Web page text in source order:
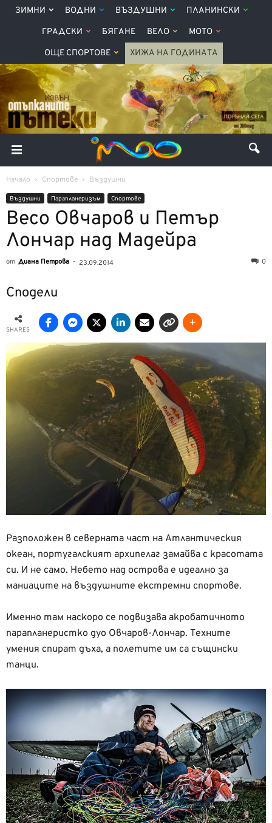
ЗИМНИ ВОДНИ ВЪЗДУШНИ ПЛАНИНСКИ
ГРАДСКИ БЯГАНЕ ВЕЛО МОТО
ОЩЕ СПОРТОВЕ ХИЖА НА ГОДИНАТА
Начало Спортове Въздушни
Въздушни Парапланеризъм Спортове
Весо Овчаров и Петър
Лончар над Мадейра
от Диана Петрова - 23.09.2014 0
Сподели
SHARES
Разположен в северната част на Атлантическия
океан, португалският архипелаг замайва с красотата
си. И не само. Небето над острова е идеално за
маниаците на въздушните екстремни спортове.
Именно там наскоро се подвизава акробатичното
парапланеристко дуо Овчаров-Лончар. Техните
умения спират дъха, а полетите им са същински
танци.